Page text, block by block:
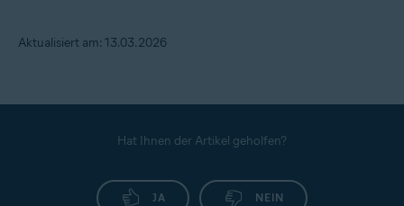
Aktualisiert am: 13.03.2026
Hat Ihnen der Artikel geholfen?
JA NEIN